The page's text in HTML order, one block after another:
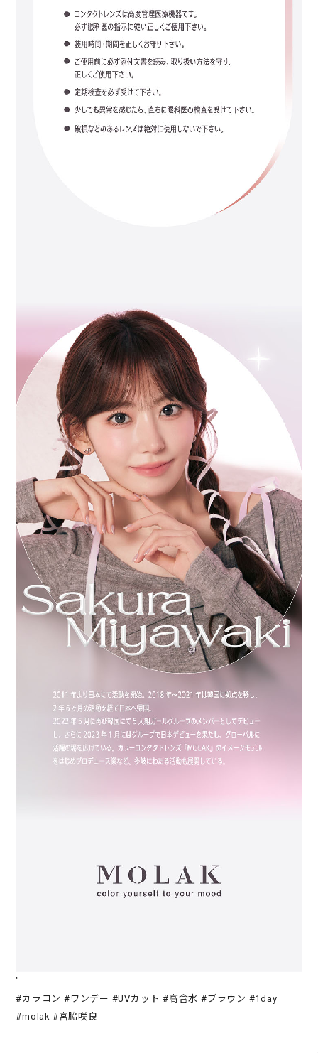
"
#カラコン #ワンデー #UVカット #高含水 #ブラウン #1day
#molak #宮脇咲良